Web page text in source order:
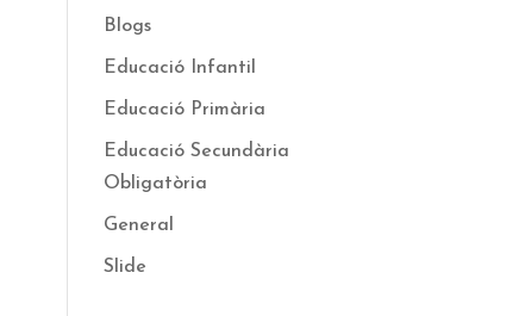
Blogs
Educació Infantil
Educació Primària
Educació Secundària
Obligatòria
General
Slide